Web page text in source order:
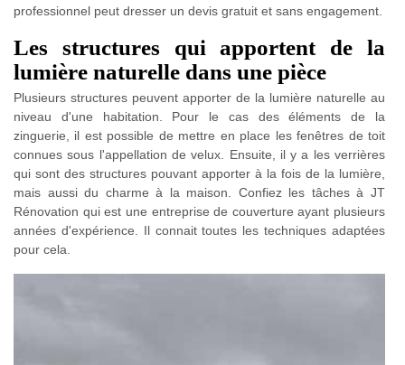
professionnel peut dresser un devis gratuit et sans engagement.
Les structures qui apportent de la
lumière naturelle dans une pièce
Plusieurs structures peuvent apporter de la lumière naturelle au
niveau d'une habitation. Pour le cas des éléments de la
zinguerie, il est possible de mettre en place les fenêtres de toit
connues sous l'appellation de velux. Ensuite, il y a les verrières
qui sont des structures pouvant apporter à la fois de la lumière,
mais aussi du charme à la maison. Confiez les tâches à JT
Rénovation qui est une entreprise de couverture ayant plusieurs
années d'expérience. Il connait toutes les techniques adaptées
pour cela.